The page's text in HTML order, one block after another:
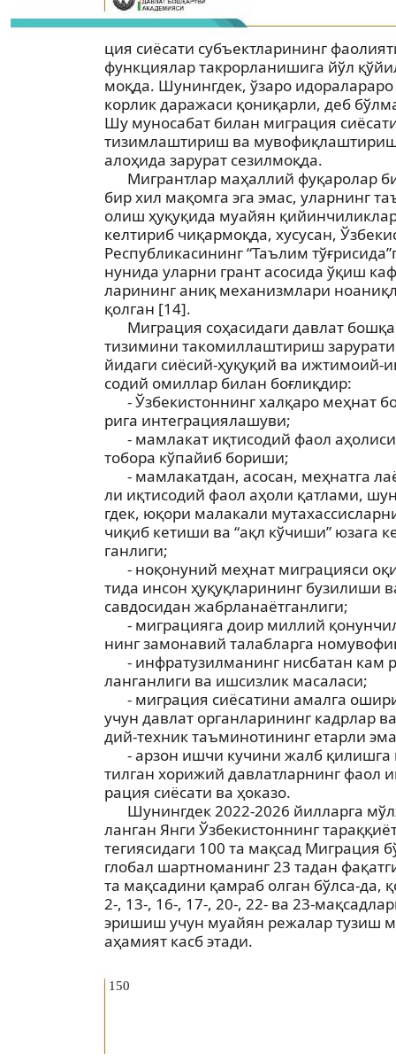
150
ция сиёсати субъектларининг
функциялар такрорланишига йўл
моқда. Шунингдек, ўзаро
корлик даражаси қониқарли, деб
Шу муносабат билан миграция
тизимлаштириш ва
алоҳида зарурат сезилмоқда.
Мигрантлар маҳаллий фуқаролар
бир хил мақомга эга эмас, уларнинг
олиш ҳуқуқида муайян
келтириб чиқармоқда, хусусан,
Республикасининг “Таълим
нунида уларни грант асосида ўқиш
ларининг аниқ механизмлари
қолган [14].
Миграция соҳасидаги давлат
тизимини такомиллаштириш зарурати
йидаги сиёсий-ҳуқуқий ва ижтимоий-
содий омиллар билан боғлиқдир:
- Ўзбекистоннинг халқаро меҳнат
рига интеграциялашуви;
- мамлакат иқтисодий фаол
тобора кўпайиб бориши;
- мамлакатдан, асосан, меҳнатга
ли иқтисодий фаол аҳоли қатлами,
гдек, юқори малакали
чиқиб кетиши ва “ақл кўчиши” юзага
ганлиги;
- ноқонуний меҳнат миграцияси
тида инсон ҳуқуқларининг бузилиши
савдосидан жабрланаётганлиги;
- миграцияга доир миллий
нинг замонавий талабларга
- инфратузилманинг нисбатан кам
ланганлиги ва ишсизлик масаласи;
- миграция сиёсатини амалга
учун давлат органларининг кадрлар
дий-техник таъминотининг етарли
- арзон ишчи кучини жалб қилишга
тилган хорижий давлатларнинг фаол
рация сиёсати ва ҳоказо.
Шунингдек 2022-2026 йилларга
ланган Янги Ўзбекистоннинг
тегиясидаги 100 та мақсад Миграция
глобал шартноманинг 23 тадан
та мақсадини қамраб олган бўлса-да,
2-, 13-, 16-, 17-, 20-, 22- ва 23-
эришиш учун муайян режалар тузиш
аҳамият касб этади.